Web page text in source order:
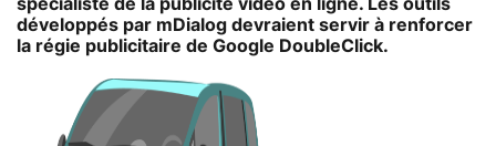
spécialiste de la publicité vidéo en ligne. Les outils
développés par mDialog devraient servir à renforcer
la régie publicitaire de Google DoubleClick.